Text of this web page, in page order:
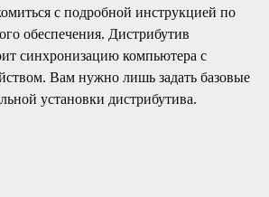
с подробной инструкцией по
обеспечения. Дистрибутив
синхронизацию компьютера с
Вам нужно лишь задать базовые
установки дистрибутива.